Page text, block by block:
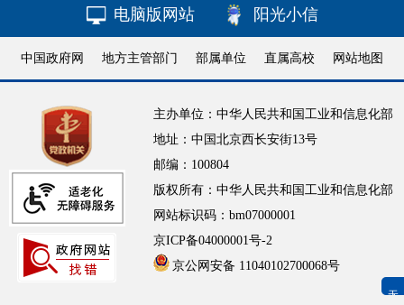
无障碍浏览
电脑版网站 阳光小信
中国政府网 地方主管部门 部属单位 直属高校 网站地图
主办单位：中华人民共和国工业和信息化部
地址：中国北京西长安街13号
邮编：100804
版权所有：中华人民共和国工业和信息化部
网站标识码：bm07000001
京ICP备04000001号-2
京公网安备 11040102700068号